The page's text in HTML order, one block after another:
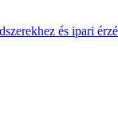
és ipari